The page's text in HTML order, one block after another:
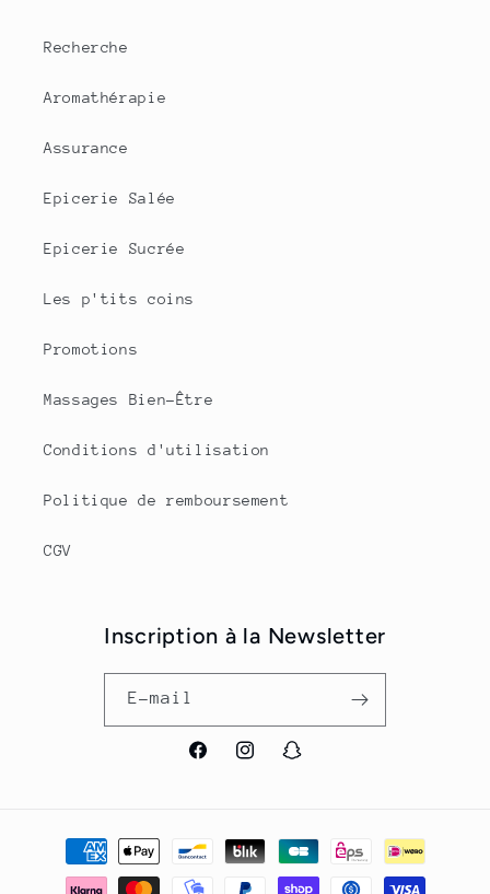
Recherche
Aromathérapie
Assurance
Epicerie Salée
Epicerie Sucrée
Les p'tits coins
Promotions
Massages Bien-Être
Conditions d'utilisation
Politique de remboursement
CGV
Inscription à la Newsletter
E-mail
FacebookInstagramSnapchat
Moyens